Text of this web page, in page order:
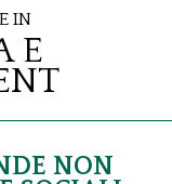
in
e
NON